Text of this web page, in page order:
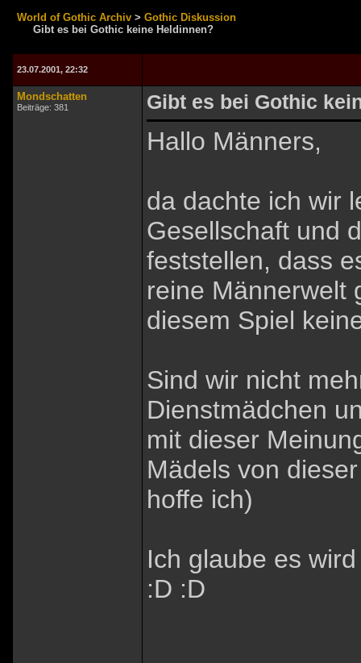
World of Gothic Archiv > Gothic Diskussion
Gibt es bei Gothic keine Heldinnen?
23.07.2001, 22:32
Mondschatten
Beiträge: 381 Gibt es bei Gothic
Hallo Männers,
da dachte ich wir
Gesellschaft und
feststellen, dass
reine Männerwelt
diesem Spiel
Sind wir nicht
Dienstmädchen
mit dieser
Mädels von
hoffe ich)
Ich glaube es
:D :D